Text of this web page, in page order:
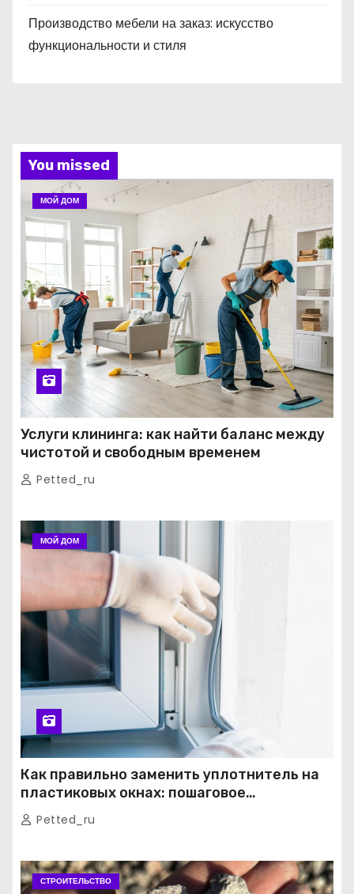
Производство мебели на заказ: искусство
функциональности и стиля
You missed
МОЙ ДОМ
Услуги клининга: как найти баланс между
чистотой и свободным временем
Petted_ru
МОЙ ДОМ
Как правильно заменить уплотнитель на
пластиковых окнах: пошаговое
руководство от экспертов
Petted_ru
СТРОИТЕЛЬСТВО